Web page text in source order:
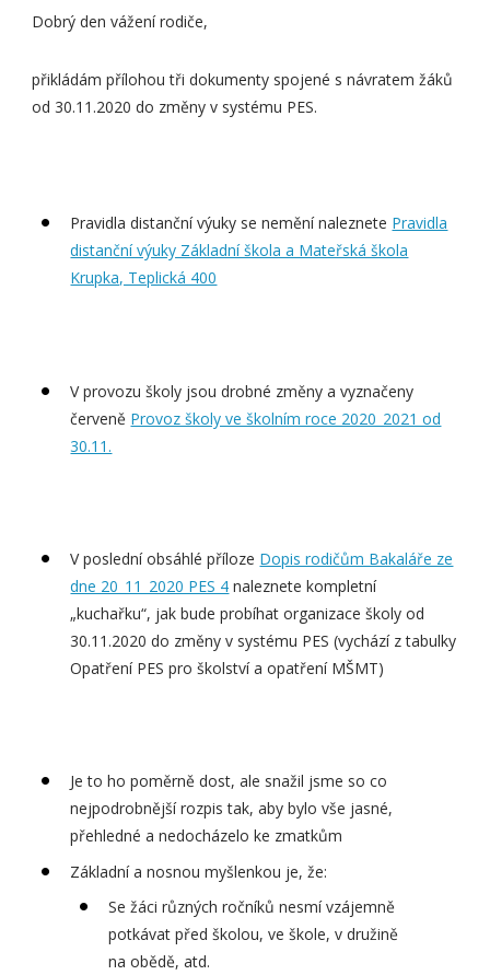
Dobrý den vážení rodiče,
přikládám přílohou tři dokumenty spojené s návratem žáků
od 30.11.2020 do změny v systému PES.
Pravidla distanční výuky se nemění naleznete Pravidla
distanční výuky Základní škola a Mateřská škola
Krupka, Teplická 400
V provozu školy jsou drobné změny a vyznačeny
červeně Provoz školy ve školním roce 2020_2021 od
30.11.
V poslední obsáhlé příloze Dopis rodičům Bakaláře ze
dne 20_11_2020 PES 4 naleznete kompletní
„kuchařku“, jak bude probíhat organizace školy od
30.11.2020 do změny v systému PES (vychází z tabulky
Opatření PES pro školství a opatření MŠMT)
Je to ho poměrně dost, ale snažil jsme so co
nejpodrobnější rozpis tak, aby bylo vše jasné,
přehledné a nedocházelo ke zmatkům
Základní a nosnou myšlenkou je, že:
Se žáci různých ročníků nesmí vzájemně
potkávat před školou, ve škole, v družině
na obědě, atd.